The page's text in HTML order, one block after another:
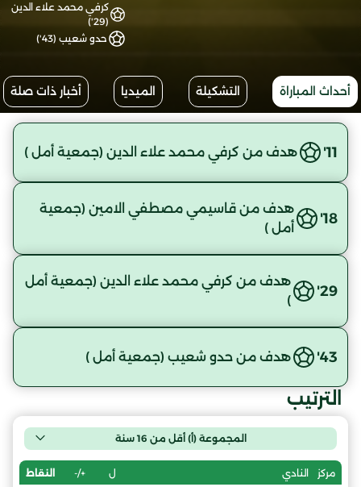
كرفي محمد علاء الدين
(29')
حدو شعيب (43')
أحداث المباراة التشكيلة الميديا أخبار ذات صلة
11' هدف من كرفي محمد علاء الدين (جمعية أمل )
18'
هدف من قاسيمي مصطفي الامين (جمعية
أمل )
29'
هدف من كرفي محمد علاء الدين (جمعية أمل
)
43' هدف من حدو شعيب (جمعية أمل )
الترتيب
المجموعة (أ) أقل من 16 سنة
مركز النادي ل +/- النقاط